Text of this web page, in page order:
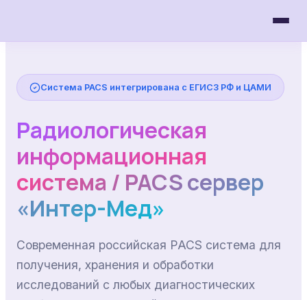
Система PACS интегрирована с ЕГИСЗ РФ и ЦАМИ
Радиологическая
информационная
система / PACS сервер
«Интер-Мед»
Современная российская PACS система для
получения, хранения и обработки
исследований с любых диагностических